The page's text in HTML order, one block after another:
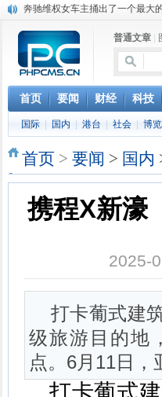
苹果MacOS曝新功能：将iPad作
苹果与高通和解 英特尔失去重要
小米高管：虽然高通与苹果和解
iOS 13加入黑暗模式 多功能加持6
高通与苹果达成和解，双方达成6
巴黎圣母院大火肆虐，人类文明
普通文章
首页 要闻 财经 科技
国际 国内 港台 社会 博览
首页 > 要闻 > 国内
携程X新濠
2025-
打卡葡式建
级旅游目的地
点。6月11日，
打卡葡式